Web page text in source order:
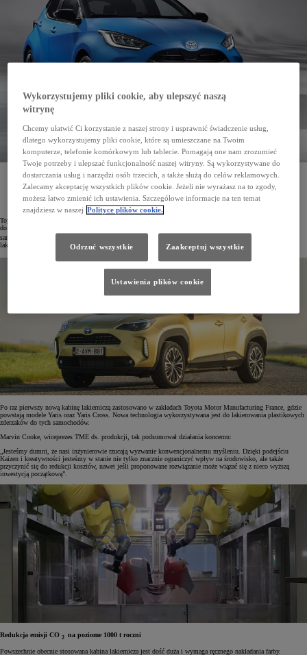
Toyota w swoich zakładach we Francji wdrożyła pionierską, bezemisyjną kabinę lakierniczą
wykorzystującą technologię odzyskiwania ciepła oraz pompy ciepła. Pozwoliło to zmniejszy roczną
emisję CO o 1000 t
Toyota od lat jest jednym z czołowych producentów nisko- i bezemisyjnych samochodów. Koncern dąży też
do jak najszybszej dekarbonizacji produkcji. Biorąc pod uwagę, że 65% emisji CO
samochodów pochodzi z procesów lakierniczych, zespół inżynierów Toyoty stworzył prototypową kabinę
lakierniczą nowej generacji o zerowej emisji CO
(Global Paint Line, GPL).
Po raz pierwszy nową kabinę lakierniczą zastosowano w zakładach Toyota Motor Manufacturing France, gdzie
powstają modele Yaris oraz Yaris Cross. Nowa technologia wykorzystywana jest do lakierowania plastikowych
zderzaków do tych samochodów.
Marvin Cooke, wiceprezes TME ds. produkcji, tak podsumował działania koncernu:
„Jesteśmy dumni, że nasi inżynierowie rzucają wyzwanie konwencjonalnemu myśleniu. Dzięki podejściu
Kaizen i kreatywności jesteśmy w stanie nie tylko znacznie ograniczyć wpływ na środowisko, ale także
przyczynić się do redukcji kosztów, nawet jeśli proponowane rozwiązanie może wiązać się z nieco wyższą
inwestycją początkową”.
Redukcja emisji CO 2 na poziome 1000 t roczni
Powszechnie obecnie stosowana kabina lakiernicza jest dość duża i wymaga ręcznego nakładania farby.
Wykorzystujemy pliki cookie, aby ulepszyć naszą
witrynę
Chcemy ułatwić Ci korzystanie z naszej strony i usprawnić świadczenie usług,
dlatego wykorzystujemy pliki cookie, które są umieszczane na Twoim
komputerze, telefonie komórkowym lub tablecie. Pomagają one nam zrozumieć
Twoje potrzeby i ulepszać funkcjonalność naszej witryny. Są wykorzystywane do
dostarczania usług i narzędzi osób trzecich, a także służą do celów reklamowych.
Zalecamy akceptację wszystkich plików cookie. Jeżeli nie wyrażasz na to zgody,
możesz łatwo zmienić ich ustawienia. Szczegółowe informacje na ten temat
znajdziesz w naszej Polityce plików cookie.
Odrzuć wszystkie Zaakceptuj wszystkie
Ustawienia plików cookie